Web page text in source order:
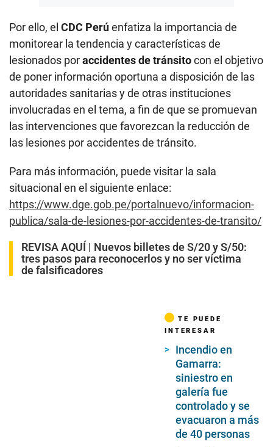
Por ello, el CDC Perúenfatiza la importancia de
monitorear la tendencia y características de
lesionados poraccidentes de tránsitocon el objetivo
de poner información oportuna a disposición de las
autoridades sanitarias y de otras instituciones
involucradas en el tema, a fin de que se promuevan
las intervenciones que favorezcan la reducción de
las lesiones por accidentes de tránsito.
Para más información, puede visitar la sala
situacional en el siguiente enlace:
https://www.dge.gob.pe/portalnuevo/informacion-
publica/sala-de-lesiones-por-accidentes-de-transito/
REVISA AQUÍ | Nuevos billetes de S/20 y S/50:
tres pasos para reconocerlos y no ser víctima
de falsificadores
TE PUEDE
INTERESAR
Incendio en
Gamarra:
siniestro en
galería fue
controlado y se
evacuaron a más
de 40 personas